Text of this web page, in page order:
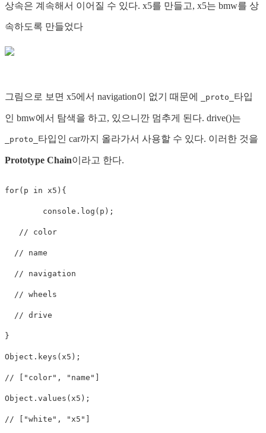
상속은 계속해서 이어질 수 있다. x5를 만들고, x5는 bmw를 상
속하도록 만들었다
그림으로 보면 x5에서 navigation이 없기 때문에 _proto_ 타입
인 bmw에서 탐색을 하고, 있으니깐 멈추게 된다. drive()는
_proto_ 타입인 car까지 올라가서 사용할 수 있다. 이러한 것을
Prototype Chain이라고 한다.
for( p in x5 ) {
	console
. log ( p ) ;
// color
// name
// navigation
// wheels
// drive
}
Object . keys ( x5 ) ;
// ["color", "name"]
Object . values ( x5 ) ;
// ["white", "x5"]